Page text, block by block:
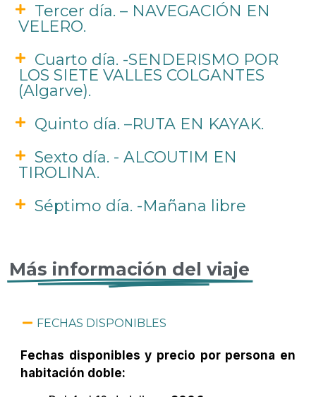
Tercer día. – NAVEGACIÓN EN
VELERO.
Cuarto día. -SENDERISMO POR
LOS SIETE VALLES COLGANTES
(Algarve).
Quinto día. –RUTA EN KAYAK.
Sexto día. - ALCOUTIM EN
TIROLINA.
Séptimo día. -Mañana libre
Más información del viaje
FECHAS DISPONIBLES
Fechas disponibles y precio por persona en
habitación doble: